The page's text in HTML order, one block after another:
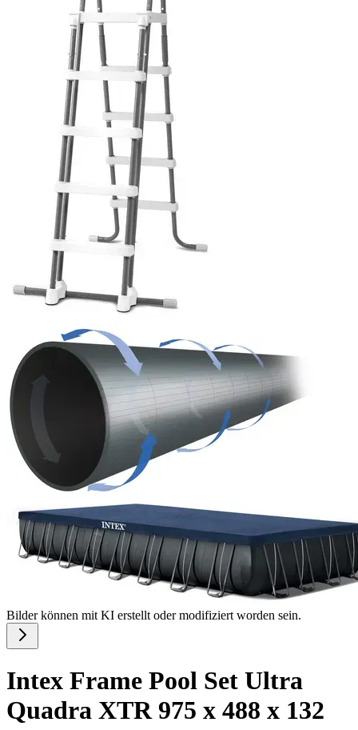
Bilder können mit KI erstellt oder modifiziert worden sein.
Intex Frame Pool Set Ultra
Quadra XTR 975 x 488 x 132